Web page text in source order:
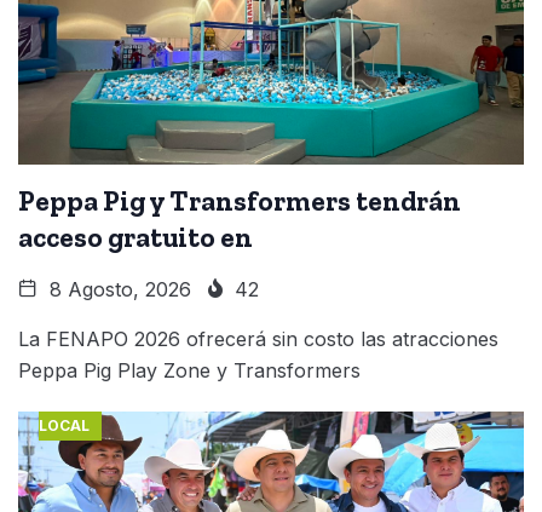
Peppa Pig y Transformers tendrán
acceso gratuito en
8 Agosto, 2026 42
La FENAPO 2026 ofrecerá sin costo las atracciones
Peppa Pig Play Zone y Transformers
LOCAL